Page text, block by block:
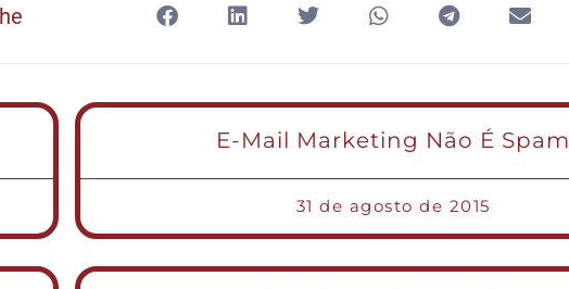
E-Mail Marketing Não É Spam
31 de agosto de 2015